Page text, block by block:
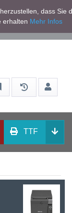
Hilfe
Netto zzgl.
Mwst
TTF
dass Sie
erhalten Mehr Infos